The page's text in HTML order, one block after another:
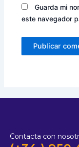
Guarda mi
este navegador
Contacta con